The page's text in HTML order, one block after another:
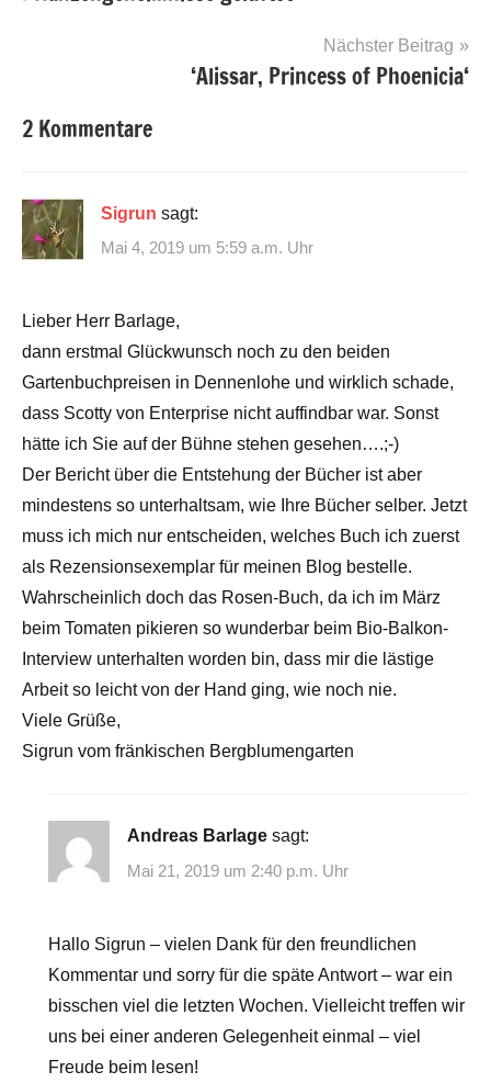
Nächster Beitrag
‘Alissar, Princess of Phoenicia‘
2 Kommentare
Sigrun sagt:
Mai 4, 2019 um 5:59 a.m. Uhr
Lieber Herr Barlage,
dann erstmal Glückwunsch noch zu den beiden
Gartenbuchpreisen in Dennenlohe und wirklich schade,
dass Scotty von Enterprise nicht auffindbar war. Sonst
hätte ich Sie auf der Bühne stehen gesehen….;-)
Der Bericht über die Entstehung der Bücher ist aber
mindestens so unterhaltsam, wie Ihre Bücher selber. Jetzt
muss ich mich nur entscheiden, welches Buch ich zuerst
als Rezensionsexemplar für meinen Blog bestelle.
Wahrscheinlich doch das Rosen-Buch, da ich im März
beim Tomaten pikieren so wunderbar beim Bio-Balkon-
Interview unterhalten worden bin, dass mir die lästige
Arbeit so leicht von der Hand ging, wie noch nie.
Viele Grüße,
Sigrun vom fränkischen Bergblumengarten
Andreas Barlage sagt:
Mai 21, 2019 um 2:40 p.m. Uhr
Hallo Sigrun – vielen Dank für den freundlichen
Kommentar und sorry für die späte Antwort – war ein
bisschen viel die letzten Wochen. Vielleicht treffen wir
uns bei einer anderen Gelegenheit einmal – viel
Freude beim lesen!